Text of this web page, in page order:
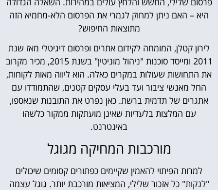
היא – האם ניתן למחוק לגמרי את הפרסום הלא-מחמיא הזה
מתוצאות החיפוש?
לירון קטלן, המומחה לקידום אתרים ופרסום דיגיטלי מאז שנת
2011 ומייסד סוכנות "ניהול מוניטין" בשנת 2015, מכיר מקרוב
את התחושות שעולות במקרים כאלה. הוא ליווה מאות לקוחות,
החל מאנשי ציבור ועד בעלי עסקים קטנים, שהתמודדו עם
אתגרים של תדמית ברשת. כאן נפרט את התובנות שנאספו,
עם המלצות בלעדיות שאינן מועתקות ממקור כלשהו
באינטרנט.
מורכבות המחיקה מגוגל
למרות הפיתוי להאמין שקיימים כפתורים קסומים שיכולים
"לנקות" כל אזכור שלילי, המציאות מורכבת יותר. גוגל עצמה